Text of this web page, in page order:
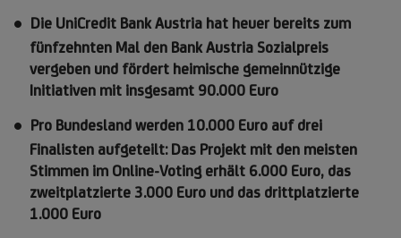
Die UniCredit Bank Austria hat heuer bereits zum
fünfzehnten Mal den Bank Austria Sozialpreis
vergeben und fördert heimische gemeinnützige
Initiativen mit insgesamt 90.000 Euro
Pro Bundesland werden 10.000 Euro auf drei
Finalisten aufgeteilt: Das Projekt mit den meisten
Stimmen im Online-Voting erhält 6.000 Euro, das
zweitplatzierte 3.000 Euro und das drittplatzierte
1.000 Euro